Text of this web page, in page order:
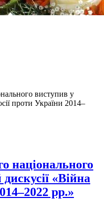
виступив у
проти України 2014–
національного
«Війна
рр.»